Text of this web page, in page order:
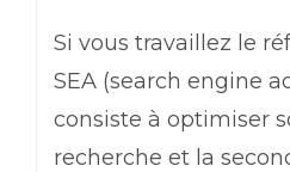
Si vous travaillez le
SEA (search engine
consiste à optimiser
recherche et la